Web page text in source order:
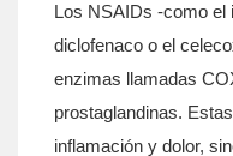
Los NSAIDs -como el
diclofenaco o el
enzimas llamadas
prostaglandinas.
inflamación y dolor,